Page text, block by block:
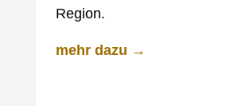
Region.
mehr dazu →